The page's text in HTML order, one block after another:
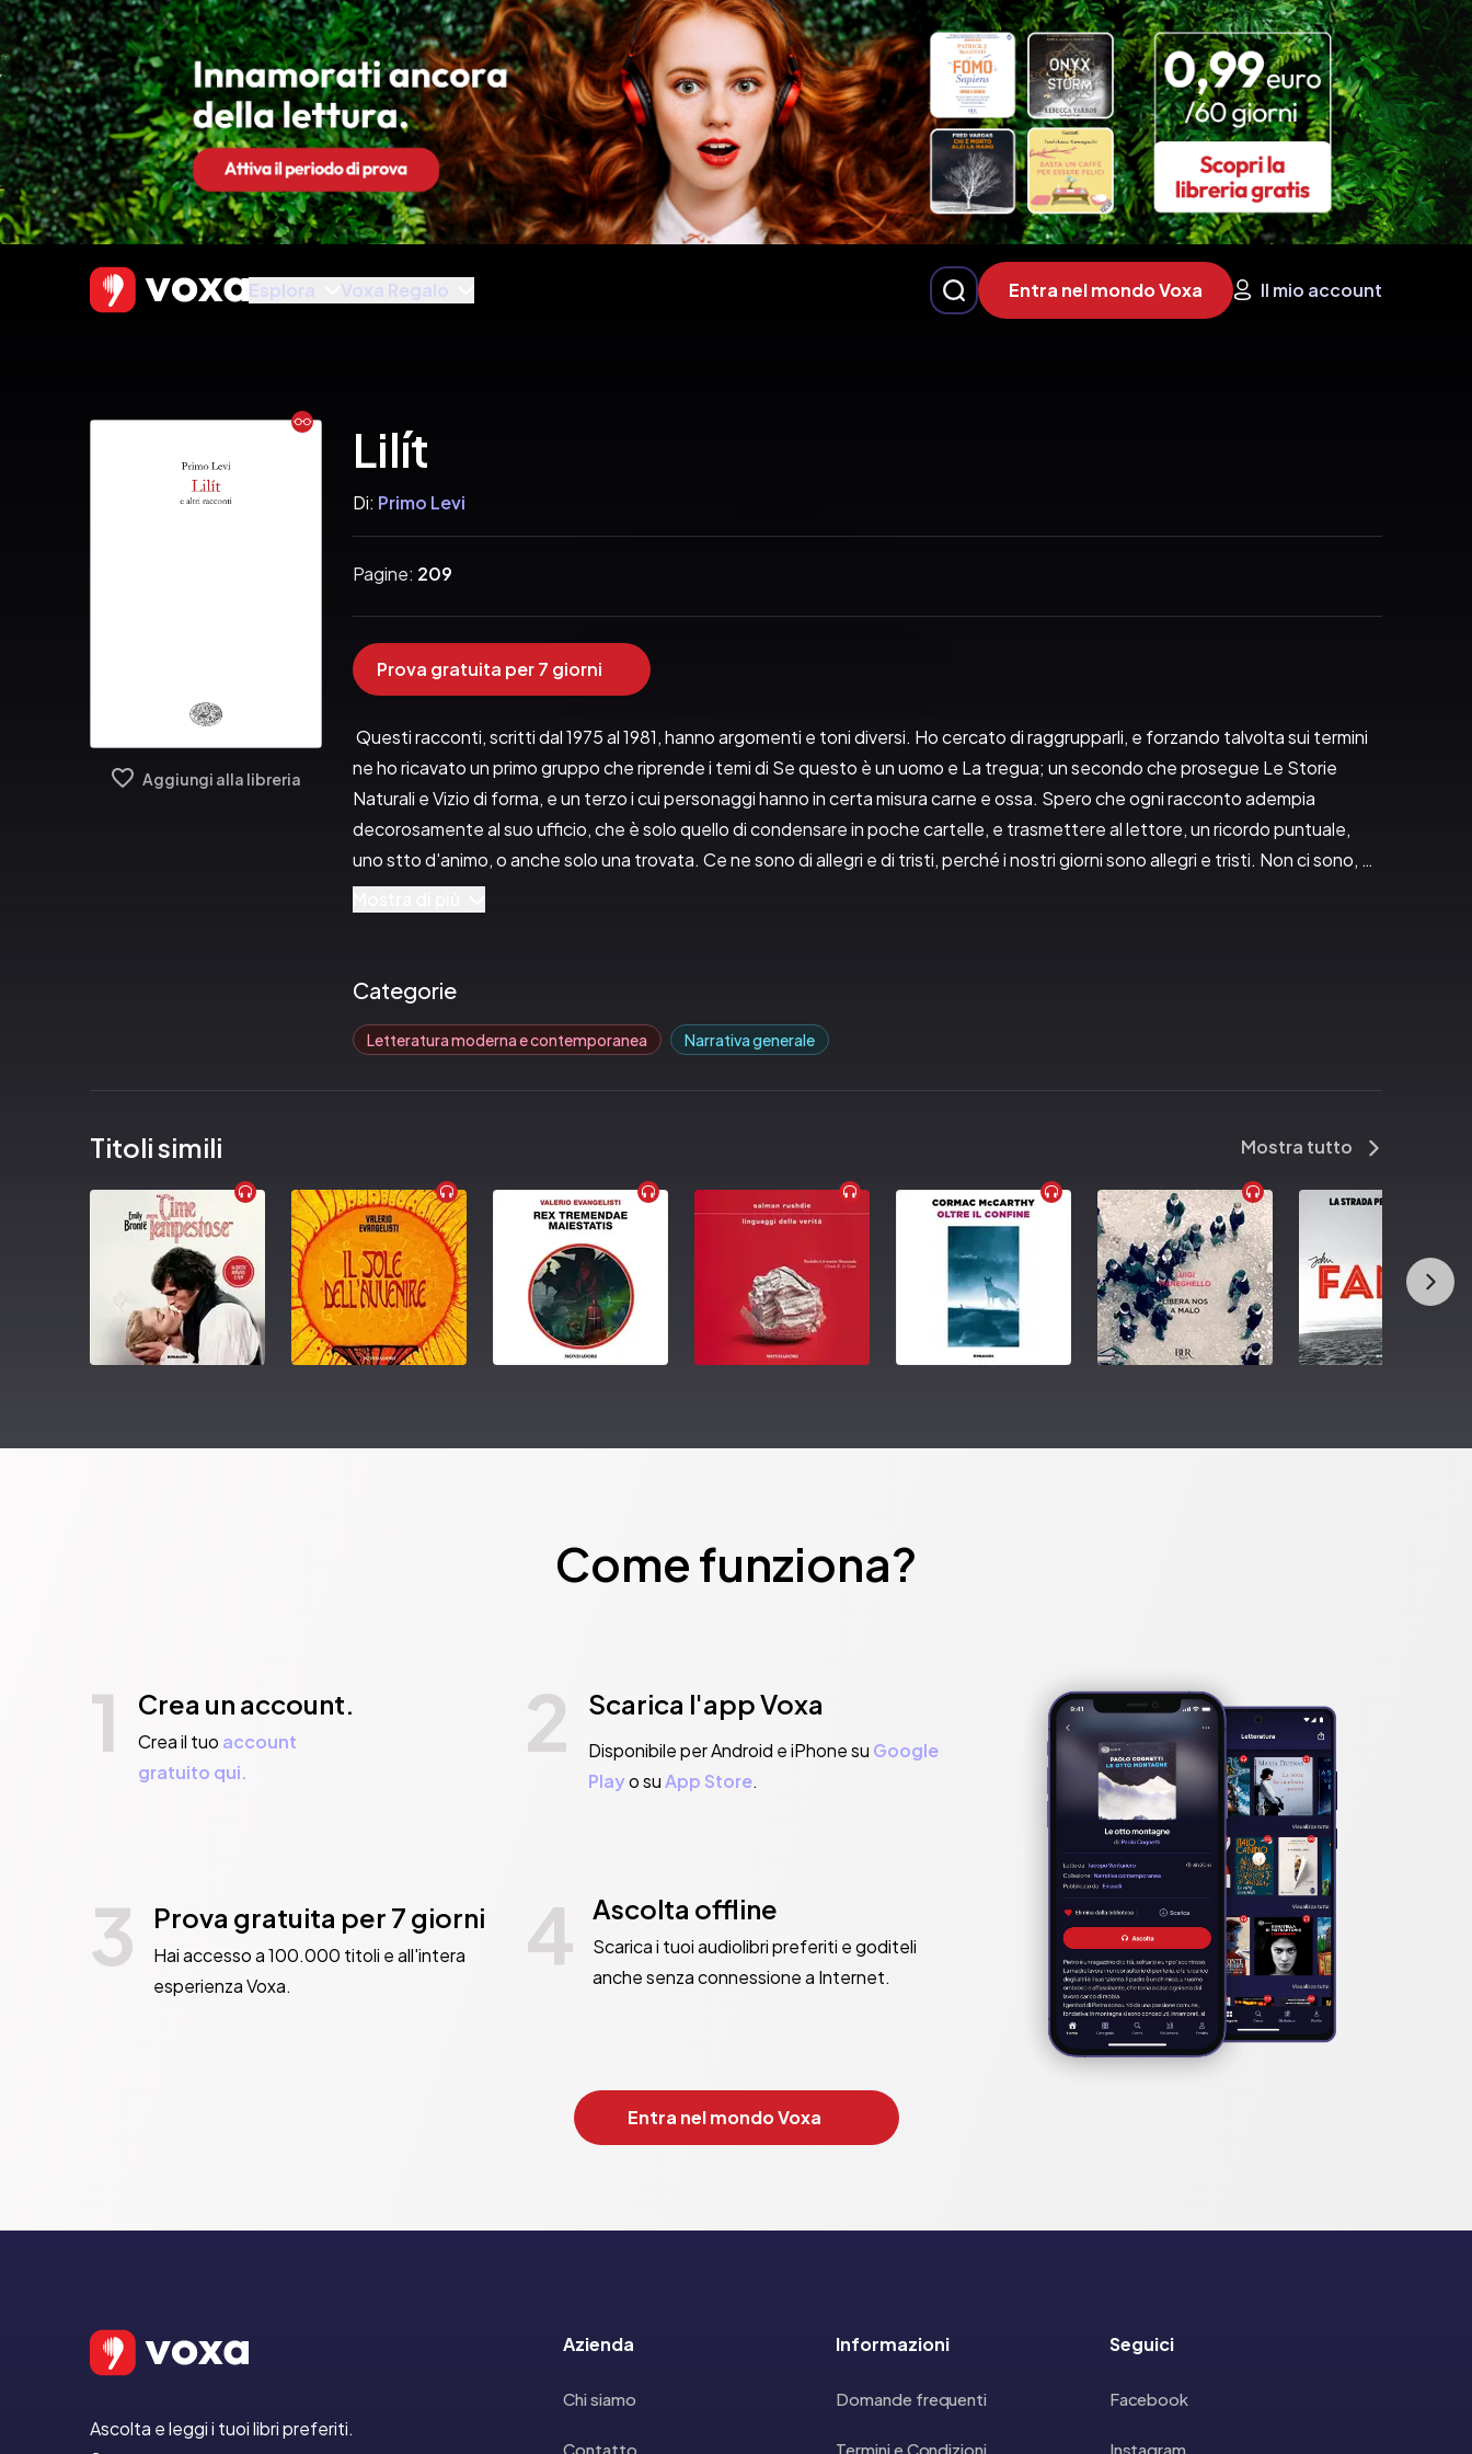
Esplora Voxa Regalo Entra nel mondo Voxa Il mio account
Ebook
Aggiungi alla libreria
Lilít
Di: Primo Levi
Pagine: 209
Prova gratuita per 7 giorni
Questi racconti, scritti dal 1975 al 1981, hanno argomenti e toni diversi. Ho cercato di raggrupparli, e forzando talvolta sui termini
ne ho ricavato un primo gruppo che riprende i temi di Se questo è un uomo e La tregua; un secondo che prosegue Le Storie
Naturali e Vizio di forma, e un terzo i cui personaggi hanno in certa misura carne e ossa. Spero che ogni racconto adempia
decorosamente al suo ufficio, che è solo quello di condensare in poche cartelle, e trasmettere al lettore, un ricordo puntuale,
uno stto d'animo, o anche solo una trovata. Ce ne sono di allegri e di tristi, perché i nostri giorni sono allegri e tristi. Non ci sono,
che io sappia, nè messaggi, nè profezie fondamentali; se il lettore ce li trova, è bontà sua.
Pubblicato da:  EINAUDI
Categorie
Letteratura moderna e contemporanea Narrativa generale
Titoli simili Mostra tutto
Come funziona?
1 Crea un account.
Crea il tuo account
gratuito qui.
2 Scarica l'app Voxa
Disponibile per Android e iPhone su Google
Playo suApp Store.
3 Prova gratuita per 7 giorni
Hai accesso a 100.000 titoli e all'intera
esperienza Voxa.
4 Ascolta offline
Scarica i tuoi audiolibri preferiti e goditeli
anche senza connessione a Internet.
Entra nel mondo Voxa
Ascolta e leggi i tuoi libri preferiti.
Azienda
Chi siamo
Contatto
Informazioni
Domande frequenti
Termini e Condizioni
Seguici
Facebook
Instagram